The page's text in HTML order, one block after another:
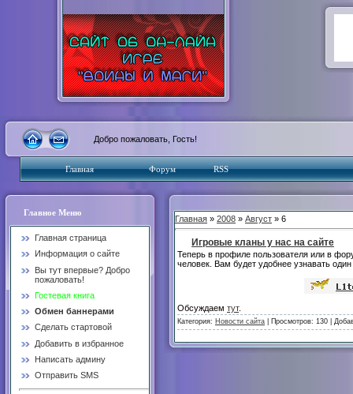
Добро пожаловать, Гость!
Главная Форум RSS
Главное Меню
Главная страница
Информация о сайте
Вы тут впервые? Добро
пожаловать!
Гостевая книга
Обмен баннерами
Сделать стартовой
Добавить в избранное
Написать админу
Отправить SMS
Главная » 2008 » Август » 6
Игровые кланы у нас на сайте
Теперь в профиле пользователя или в
человек. Вам будет удобнее узнавать
Обсуждаем тут.
Категория: Новости сайта | Просмотров: 130 |